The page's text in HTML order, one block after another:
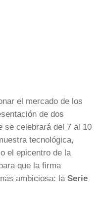
el mercado de los
de dos
se celebrará del 7 al 10
tecnológica,
el epicentro de la
que la firma
ambiciosa: la Serie